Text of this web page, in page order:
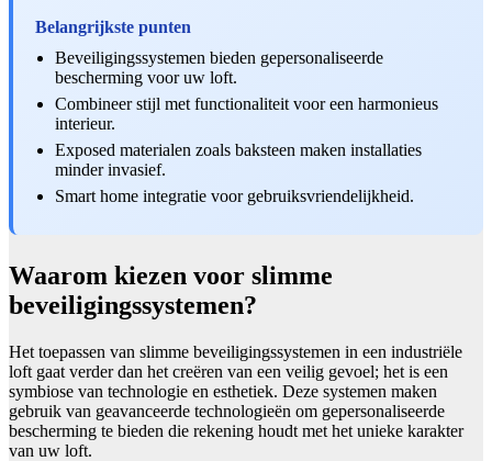
Belangrijkste punten
Beveiligingssystemen bieden gepersonaliseerde
bescherming voor uw loft.
Combineer stijl met functionaliteit voor een harmonieus
interieur.
Exposed materialen zoals baksteen maken installaties
minder invasief.
Smart home integratie voor gebruiksvriendelijkheid.
Waarom kiezen voor slimme
beveiligingssystemen?
Het toepassen van slimme beveiligingssystemen in een industriële
loft gaat verder dan het creëren van een veilig gevoel; het is een
symbiose van technologie en esthetiek. Deze systemen maken
gebruik van geavanceerde technologieën om gepersonaliseerde
bescherming te bieden die rekening houdt met het unieke karakter
van uw loft.